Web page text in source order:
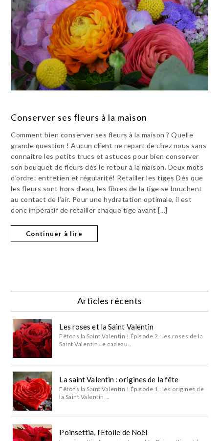
Conserver ses fleurs à la maison
Comment bien conserver ses fleurs à la maison ? Quelle
grande question ! Aucun client ne repart de chez nous sans
connaitre les petits trucs et astuces pour bien conserver
son bouquet de fleurs dés le retour à la maison. Deux mots
d’ordre: entretien et régularité! Retailler les tiges Dés que
les fleurs sont hors d’eau, les fibres de la tige se bouchent
au contact de l’air. Pour une hydratation optimale, il est
donc impératif de retailler chaque tige avant […]
Continuer à lire
Articles récents
Les roses et la Saint Valentin
Fêtons la Saint Valentin ! Épisode 2 : les roses de la
Saint Valentin Le cadeau..
La saint Valentin : origines de la fête
Fêtons la Saint Valentin ! Épisode 1 : les origines de
la Saint Valentin ..
Poinsettia, l’Etoile de Noël